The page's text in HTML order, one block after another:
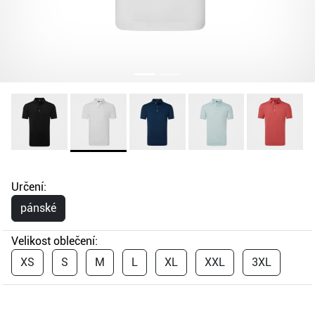
Určení:
pánské
Velikost oblečení:
XS
S M L XL XXL 3XL